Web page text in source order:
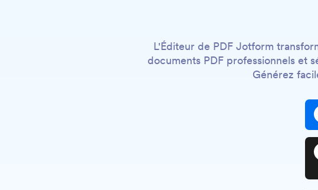
L'Éditeur de PDF Jotform
documents PDF professionnels et
Générez